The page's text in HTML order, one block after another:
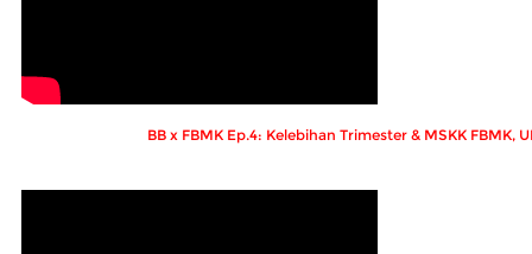
BB x FBMK Ep.4: Kelebihan Trimester & MSKK FBMK,